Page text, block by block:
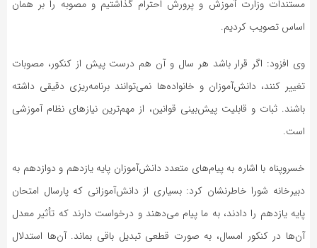
مستندات وزارت آموزش و پرورش احترام گذاشتیم و مصوبه را بر همان
اساس تصویب کردیم.
وی افزود: اگر قرار باشد هر سال و آن هم درست پیش از کنکور، مصوبات
تغییر کنند، دانش‌آموزان و خانواده‌ها نمی‌توانند برنامه‌ریزی دقیقی داشته
باشند. ثبات و قابلیت پیش‌بینی قوانین، از مهم‌ترین نیازهای نظام آموزشی
است.
خسروپناه با اشاره به پیام‌های متعدد دانش‌آموزان پایه یازدهم و دوازدهم به
دبیرخانه شورا خاطرنشان کرد: بسیاری از دانش‌آموزانی که پارسال امتحان
پایه یازدهم را دادند، به ما پیام می‌دهند و درخواست دارند که تأثیر معدل
آن‌ها در کنکور امسال، به صورت قطعی تبدیل باقی بماند. آن‌ها استدلال